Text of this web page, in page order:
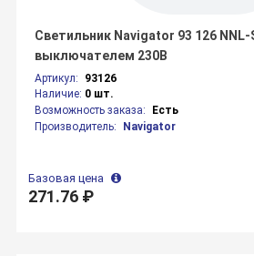
Артикул:
93126
Наличие: 0 шт.
Возможность заказа:
Есть
Производитель:
Navigator
Светильник Navigator 93 126 NNL-
выключателем 230В
Базовая цена
271.76 ₽